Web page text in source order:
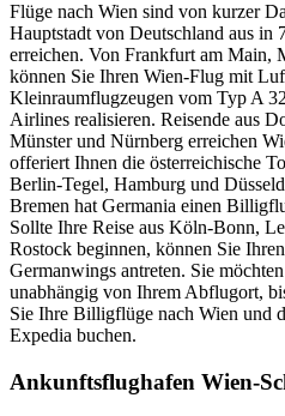
Flüge nach Wien sind von kurzer
Hauptstadt von Deutschland aus in
erreichen. Von Frankfurt am Main,
können Sie Ihren Wien-Flug mit
Kleinraumflugzeugen vom Typ A
Airlines realisieren. Reisende aus
Münster und Nürnberg erreichen
offeriert Ihnen die österreichische
Berlin-Tegel, Hamburg und
Bremen hat Germania einen
Sollte Ihre Reise aus Köln-Bonn,
Rostock beginnen, können Sie
Germanwings antreten. Sie
unabhängig von Ihrem Abflugort,
Sie Ihre Billigflüge nach Wien und
Expedia buchen.
Ankunftsflughafen Wien-